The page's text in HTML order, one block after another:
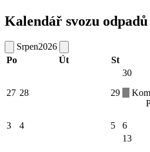
Kalendář svozu odpadů
Srpen2026
Po
Út St
27 28 29
30
3 4 5 6
13